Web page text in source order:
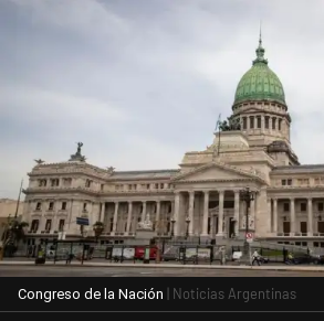
Congreso de la Nación | Noticias Argentinas